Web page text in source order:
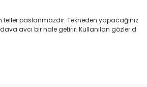
paslanmazdır. Tekneden yapacağınız
avcı bir hale getirir. Kullanılan gözler d